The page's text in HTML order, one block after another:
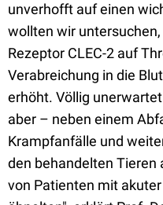
unverhofft auf einen
wollten wir
Rezeptor CLEC-2 auf
Verabreichung in die
erhöht. Völlig
aber – neben einem
Krampfanfälle und
den behandelten Tieren
von Patienten mit